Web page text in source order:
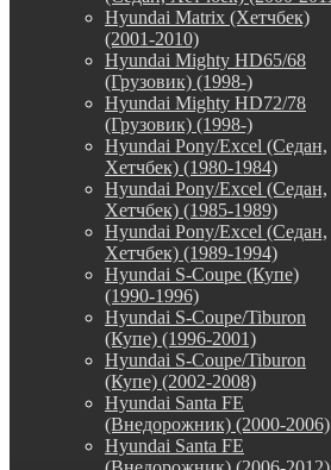
Hyundai Matrix (Хетчбек)
(2001-2010)
Hyundai Mighty HD65/68
(Грузовик) (1998-)
Hyundai Mighty HD72/78
(Грузовик) (1998-)
Hyundai Pony/Excel (Седан,
Хетчбек) (1980-1984)
Hyundai Pony/Excel (Седан,
Хетчбек) (1985-1989)
Hyundai Pony/Excel (Седан,
Хетчбек) (1989-1994)
Hyundai S-Coupe (Купе)
(1990-1996)
Hyundai S-Coupe/Tiburon
(Купе) (1996-2001)
Hyundai S-Coupe/Tiburon
(Купе) (2002-2008)
Hyundai Santa FE
(Внедорожник) (2000-2006)
Hyundai Santa FE